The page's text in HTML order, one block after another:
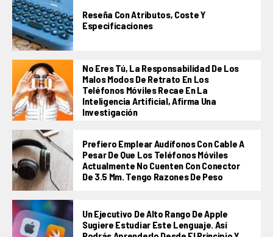
Reseña Con Atributos, Coste Y
Especificaciones
No Eres Tú, La Responsabilidad De Los
Malos Modos De Retrato En Los
Teléfonos Móviles Recae En La
Inteligencia Artificial, Afirma Una
Investigación
Prefiero Emplear Audífonos Con Cable A
Pesar De Que Los Teléfonos Móviles
Actualmente No Cuenten Con Conector
De 3.5 Mm. Tengo Razones De Peso
Un Ejecutivo De Alto Rango De Apple
Sugiere Estudiar Este Lenguaje. Así